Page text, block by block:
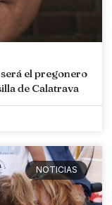
el pregonero
de Calatrava
NOTICIAS